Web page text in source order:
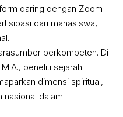
daring dengan Zoom
dari mahasiswa,
berkompeten. Di
peneliti sejarah
dimensi spiritual,
nasional dalam